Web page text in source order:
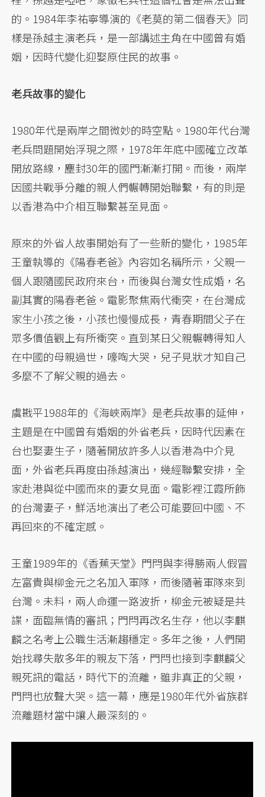
的。1984年李祐寧導演的《老莫的第二個春天》同
樣是孫越主演老兵，是一部講述主角在中國曾有婚
姻，因時代變化迎娶原住民的故事。
老兵故事的變化
1980年代是兩岸之間微妙的時空點。1980年代台灣
老兵問題開始浮現之際，1978年年底中國確立改革
開放路線，塵封30年的國門漸漸打開。而後，兩岸
因國共戰爭分離的親人們輾轉開始聯繫，有的則是
以香港為中介相互聯繫甚至見面。
原來的外省人故事開始有了一些新的變化，1985年
王童執導的《陽春老爸》內容如名稱所示，父親一
個人跟隨國民政府來台，而後與台灣女性成婚，名
副其實的陽春老爸。電影聚焦兩代衝突，在台灣成
家生小孩之後，小孩也慢慢成長，青春期間父子在
眾多價值觀上有所衝突。直到某日父親輾轉得知人
在中國的母親過世，嚎啕大哭，兒子見狀才知自己
多麼不了解父親的過去。
虞戡平1988年的《海峽兩岸》是老兵故事的延伸，
主題是在中國曾有婚姻的外省老兵，因時代因素在
台也娶妻生子，隨著開放許多人以香港為中介見
面，外省老兵再度由孫越演出，幾經聯繫安排，全
家赴港與從中國而來的妻女見面。電影裡江霞所飾
的台灣妻子，鮮活地演出了老公可能要回中國、不
再回來的不確定感。
王童1989年的《香蕉天堂》門閂與李得勝兩人假冒
左富貴與柳金元之名加入軍隊，而後隨著軍隊來到
台灣。未料，兩人命運一路波折，柳金元被疑是共
諜，面臨無情的審訊；門閂再改名生存，他以李麒
麟之名考上公職生活漸趨穩定。多年之後，人們開
始找尋失散多年的親友下落，門閂也接到李麒麟父
親死訊的電話，時代下的流離，雖非真正的父親，
門閂也放聲大哭。這一幕，應是1980年代外省族群
流離題材當中讓人最深刻的。